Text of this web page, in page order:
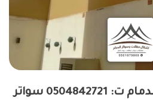
تركيب سواتر بوثلين الدمام ت: 0504842721 سواتر